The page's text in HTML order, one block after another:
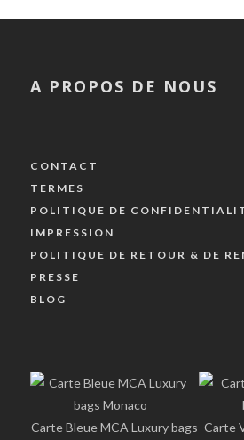
A PROPOS DE NOUS
CONTACT
TERMES
POLITIQUE DE
IMPRESSION
POLITIQUE DE RETOUR & DE
PRESSE
BLOG
Carte Bleue MCA Luxury bags Carte